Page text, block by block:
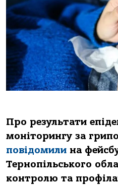
Про результати
моніторингу за
повідомили на
Тернопільського
контролю та